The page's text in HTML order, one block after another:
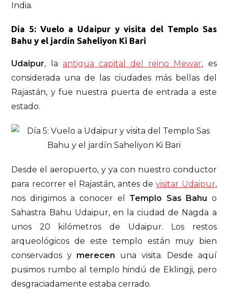
India.
Día 5: Vuelo a Udaipur y visita del Templo Sas
Bahu y el jardín Saheliyon Ki Bari
Udaipur, la antigua capital del reino Mewar, es
considerada una de las ciudades más bellas del
Rajastán, y fue nuestra puerta de entrada a este
estado.
Desde el aeropuerto, y ya con nuestro conductor
para recorrer el Rajastán, antes devisitar Udaipur,
nos dirigimos a conocer el Templo Sas Bahu o
Sahastra Bahu Udaipur, en la ciudad de Nagda a
unos 20 kilómetros de Udaipur. Los restos
arqueológicos de este templo están muy bien
conservados y merecen una visita. Desde aquí
pusimos rumbo al templo hindú de Eklingji, pero
desgraciadamente estaba cerrado.